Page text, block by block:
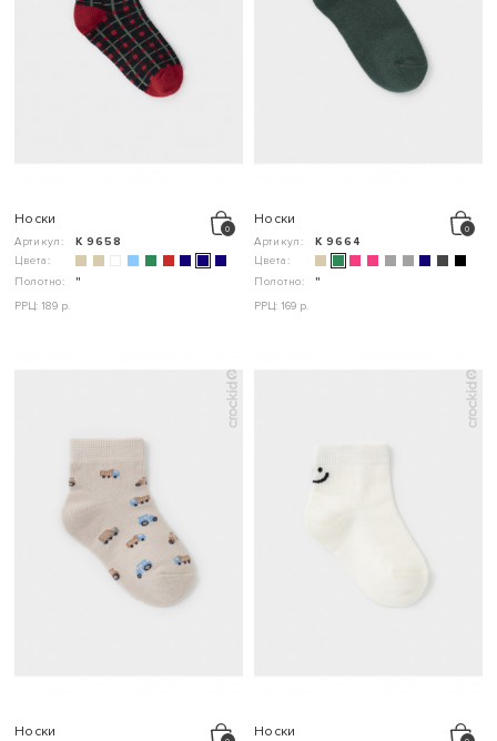
Носки
Артикул:
К 9658
Цвета:
Полотно:
"
РРЦ: 189 р.
Носки
Артикул:
К 9664
Цвета:
Полотно:
"
РРЦ: 169 р.
Носки Носки